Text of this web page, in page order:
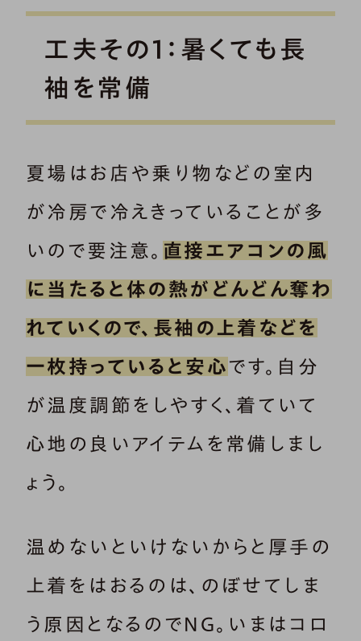
工夫その1：暑くても長
袖を常備
夏場はお店や乗り物などの室内
が冷房で冷えきっていることが多
いので要注意。 直接エアコンの風
に当たると体の熱がどんどん奪わ
れていくので、長袖の上着などを
一枚持っていると安心 です。自分
が温度調節をしやすく、着ていて
心地の良いアイテムを常備しまし
ょう。
温めないといけないからと厚手の
上着をはおるのは、のぼせてしま
う原因となるのでNG。いまはコロ